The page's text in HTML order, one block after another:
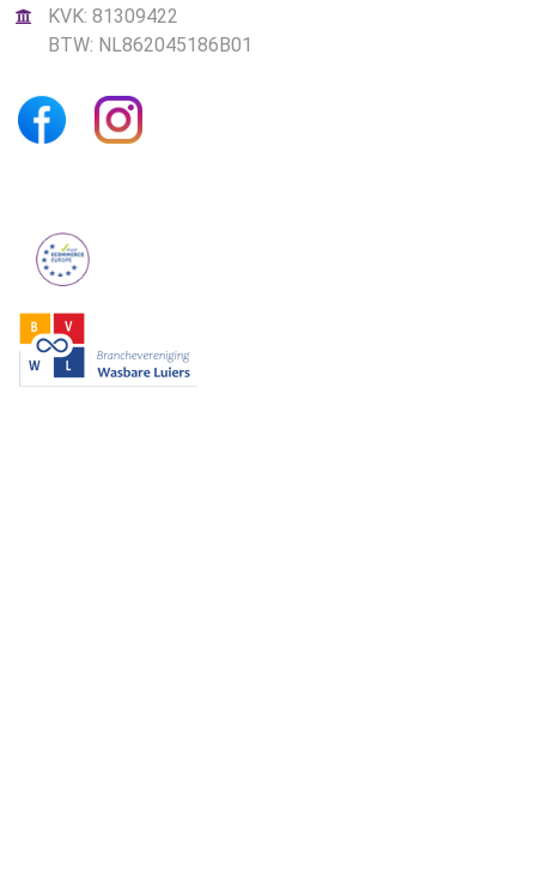
KVK: 81309422
BTW: NL862045186B01